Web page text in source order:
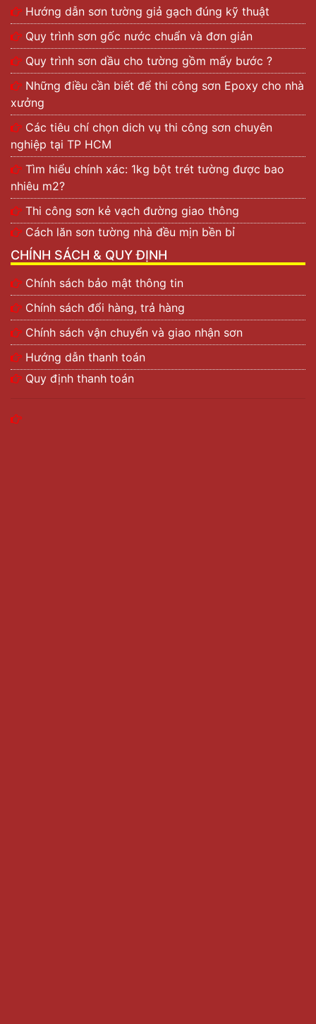
Hướng dẫn sơn tường giả gạch đúng kỹ thuật
Quy trình sơn gốc nước chuẩn và đơn giản
Quy trình sơn dầu cho tường gồm mấy bước ?
Những điều cần biết để thi công sơn Epoxy cho nhà
xưởng
Các tiêu chí chọn dich vụ thi công sơn chuyên
nghiệp tại TP HCM
Tìm hiểu chính xác: 1kg bột trét tường được bao
nhiêu m2?
Thi công sơn kẻ vạch đường giao thông
Cách lăn sơn tường nhà đều mịn bền bỉ
CHÍNH SÁCH & QUY ĐỊNH
Chính sách bảo mật thông tin
Chính sách đổi hàng, trả hàng
Chính sách vận chuyển và giao nhận sơn
Hướng dẫn thanh toán
Quy định thanh toán